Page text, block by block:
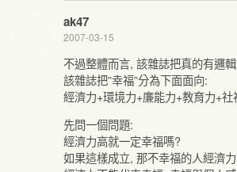
ak47
2007-03-15
不過整體而言, 該雜誌把真的有邏
該雜誌把”幸福”分為下面面向:
經濟力+環境力+廉能力+教育力+社
先問一個問題:
經濟力高就一定幸福嗎?
如果這樣成立, 那不幸福的人經濟